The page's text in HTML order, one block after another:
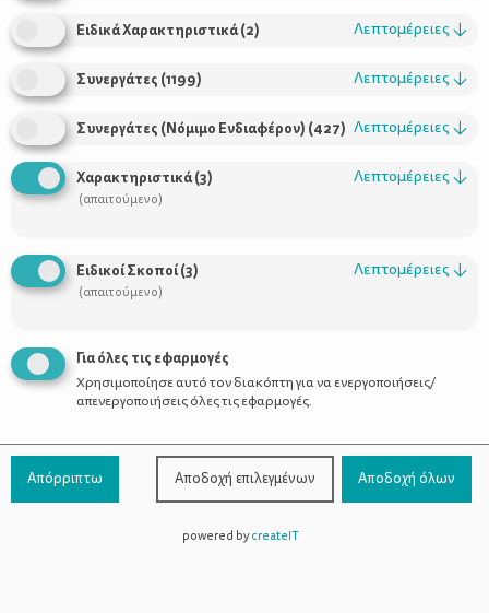
Ειδικά Χαρακτηριστικά(2) Λεπτομέρειες ↓
Συνεργάτες (1199) Λεπτομέρειες ↓
Συνεργάτες (Νόμιμο Ενδιαφέρον) (427) Λεπτομέρειες ↓
Χαρακτηριστικά(3)
(απαιτούμενο)
Λεπτομέρειες ↓
Ειδικοί Σκοποί(3)
(απαιτούμενο)
Λεπτομέρειες ↓
Για όλες τις εφαρμογές
Χρησιμοποίησε αυτό τον διακόπτη για να ενεργοποιήσεις/
απενεργοποιήσεις όλες τις εφαρμογές.
Απόρριπτω Αποδοχή επιλεγμένων Αποδοχή όλων
powered bycreateIT